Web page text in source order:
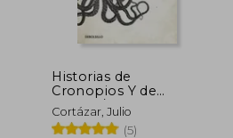
30%
dcto.
Historias de
Cronopios Y de
Famas / Cronopios
and Famas
Cortázar, Julio
(5)